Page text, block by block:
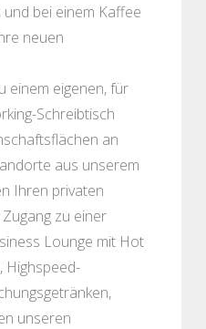
und bei einem Kaffee
neuen
einem eigenen, für
Schreibtisch
an
aus unserem
Ihren privaten
zu einer
Lounge mit Hot
Highspeed-
unseren